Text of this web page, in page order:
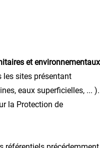
et environnementaux
les sites présentant
eaux superficielles, ... ).
la Protection de